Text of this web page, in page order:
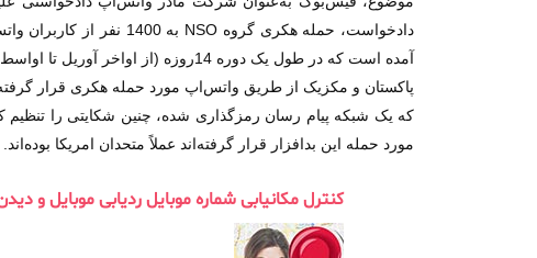
آمده است که در طول یک دوره
پاکستان و مکزیک از طریق واتس‌اپ مورد حمله هکری قرار
که یک شبکه پیام رسان رمزگذاری شده، چنین شکایتی را
مورد حمله این بدافزار قرار گرفته‌اند عملاً متحدان امریکا بوده‌اند.
کنترل مکانیابی شماره موبایل ردیابی موبایل و